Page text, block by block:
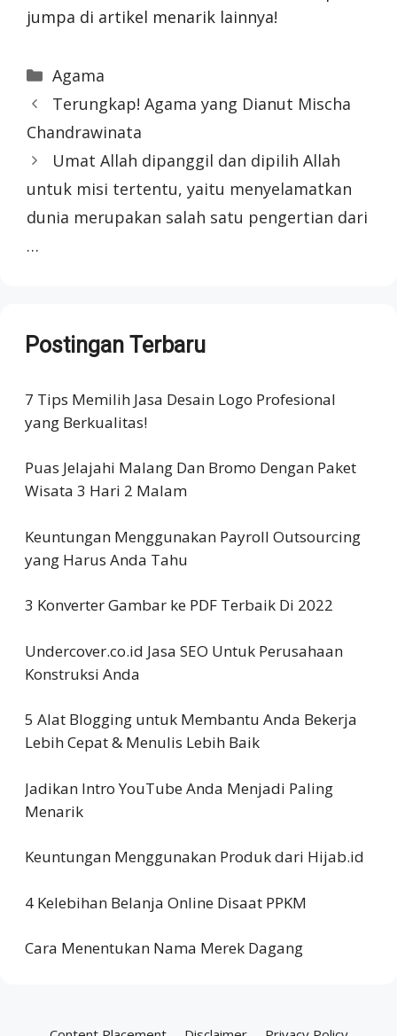
jumpa di artikel menarik lainnya!
Categories
Agama
Terungkap! Agama yang Dianut Mischa
Chandrawinata
Umat Allah dipanggil dan dipilih Allah
untuk misi tertentu, yaitu menyelamatkan
dunia merupakan salah satu pengertian dari
…
Postingan Terbaru
7 Tips Memilih Jasa Desain Logo Profesional
yang Berkualitas!
Puas Jelajahi Malang Dan Bromo Dengan Paket
Wisata 3 Hari 2 Malam
Keuntungan Menggunakan Payroll Outsourcing
yang Harus Anda Tahu
3 Konverter Gambar ke PDF Terbaik Di 2022
Undercover.co.id Jasa SEO Untuk Perusahaan
Konstruksi Anda
5 Alat Blogging untuk Membantu Anda Bekerja
Lebih Cepat & Menulis Lebih Baik
Jadikan Intro YouTube Anda Menjadi Paling
Menarik
Keuntungan Menggunakan Produk dari Hijab.id
4 Kelebihan Belanja Online Disaat PPKM
Cara Menentukan Nama Merek Dagang